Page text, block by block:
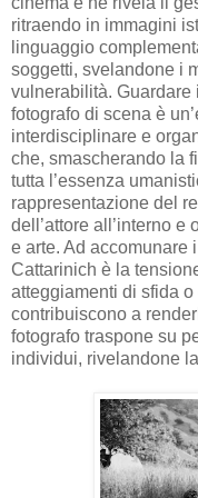
ritraendo in immagini
linguaggio
soggetti, svelandone i
vulnerabilità. Guardare
fotografo di scena è
interdisciplinare e
che, smascherando la
tutta l’essenza
rappresentazione del
dell’attore all’interno e
e arte. Ad accomunare
Cattarinich è la
atteggiamenti di sfida
contribuiscono a
fotografo traspone su
individui, rivelandone